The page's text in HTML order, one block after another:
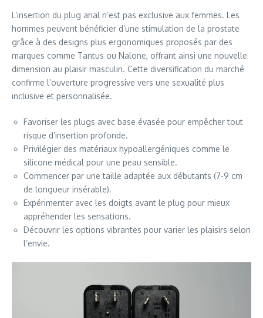
L’insertion du plug anal n’est pas exclusive aux femmes. Les
hommes peuvent bénéficier d’une stimulation de la prostate
grâce à des designs plus ergonomiques proposés par des
marques comme Tantus ou Nalone, offrant ainsi une nouvelle
dimension au plaisir masculin. Cette diversification du marché
confirme l’ouverture progressive vers une sexualité plus
inclusive et personnalisée.
Favoriser les plugs avec base évasée pour empêcher tout
risque d’insertion profonde.
Privilégier des matériaux hypoallergéniques comme le
silicone médical pour une peau sensible.
Commencer par une taille adaptée aux débutants (7-9 cm
de longueur insérable).
Expérimenter avec les doigts avant le plug pour mieux
appréhender les sensations.
Découvrir les options vibrantes pour varier les plaisirs selon
l’envie.